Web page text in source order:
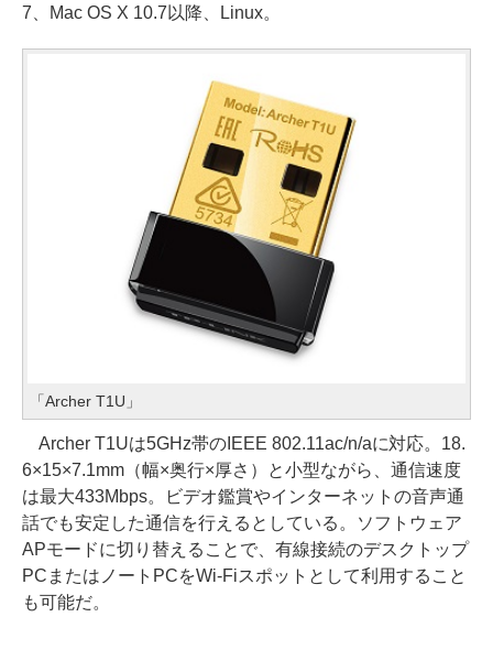
7、Mac OS X 10.7以降、Linux。
「Archer T1U」
Archer T1Uは5GHz帯のIEEE 802.11ac/n/aに対応。18.
6×15×7.1mm（幅×奥行×厚さ）と小型ながら、通信速度
は最大433Mbps。ビデオ鑑賞やインターネットの音声通
話でも安定した通信を行えるとしている。ソフトウェア
APモードに切り替えることで、有線接続のデスクトップ
PCまたはノートPCをWi-Fiスポットとして利用すること
も可能だ。